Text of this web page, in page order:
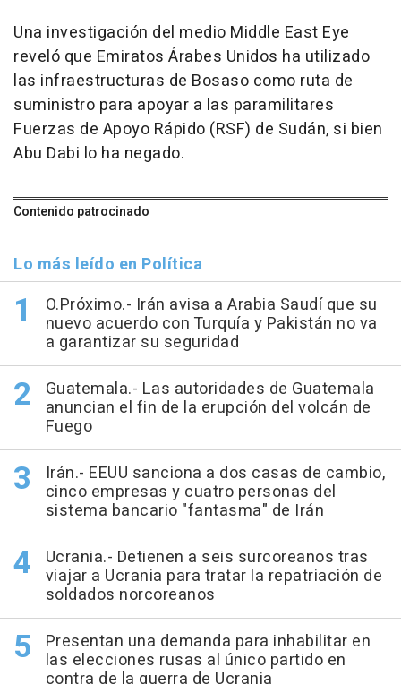
Una investigación del medio Middle East Eye
reveló que Emiratos Árabes Unidos ha utilizado
las infraestructuras de Bosaso como ruta de
suministro para apoyar a las paramilitares
Fuerzas de Apoyo Rápido (RSF) de Sudán, si bien
Abu Dabi lo ha negado.
Contenido patrocinado
Lo más leído en Política
O.Próximo.- Irán avisa a Arabia Saudí que su
nuevo acuerdo con Turquía y Pakistán no va
a garantizar su seguridad
Guatemala.- Las autoridades de Guatemala
anuncian el fin de la erupción del volcán de
Fuego
Irán.- EEUU sanciona a dos casas de cambio,
cinco empresas y cuatro personas del
sistema bancario "fantasma" de Irán
Ucrania.- Detienen a seis surcoreanos tras
viajar a Ucrania para tratar la repatriación de
soldados norcoreanos
Presentan una demanda para inhabilitar en
las elecciones rusas al único partido en